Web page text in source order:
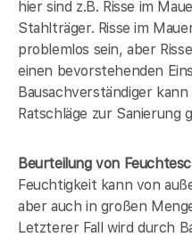
hier sind z.B. Risse im
Stahlträger. Risse im
problemlos sein, aber
einen bevorstehenden
Bausachverständiger
Ratschläge zur Sanierung
Beurteilung von
Feuchtigkeit kann von
aber auch in großen
Letzterer Fall wird durch